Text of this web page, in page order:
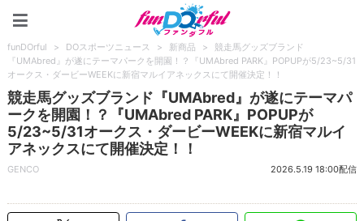
funDOrful > DOスポーツニュース > 新商品 >
競走馬グッズブランド
『UMAbred』が遂にテーマパークを開園！？『UMAbred PARK』POPUPが5/23~5/31
オークス・ダービーWEEKに新宿マルイアネックスにて開催決定！！
競走馬グッズブランド『UMAbred』が遂にテーマパ
ークを開園！？『UMAbred PARK』POPUPが
5/23~5/31オークス・ダービーWEEKに新宿マルイ
アネックスにて開催決定！！
GENCO 2026.5.19 18:00配信